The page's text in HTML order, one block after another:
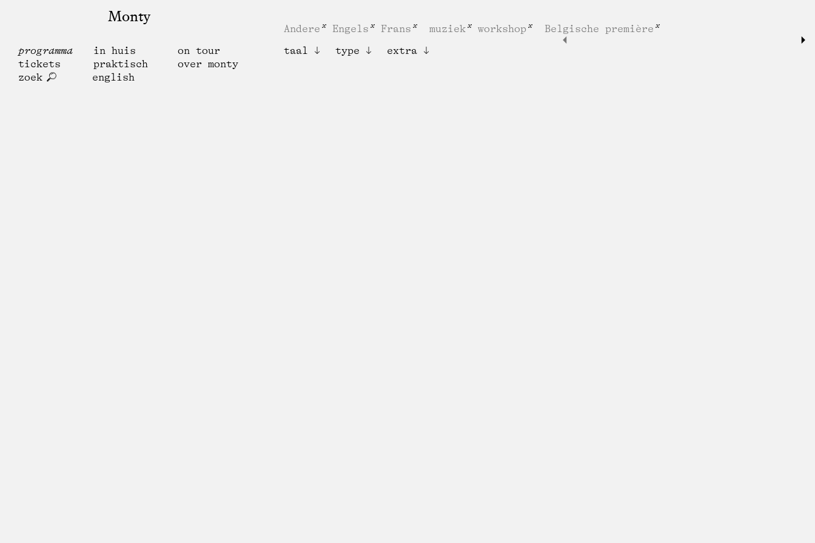
Monty
programma in huis
on tour
tickets
praktisch
over monty
zoek
english
Andere Engels Frans muziek workshop
Belgische première
taal
type extra